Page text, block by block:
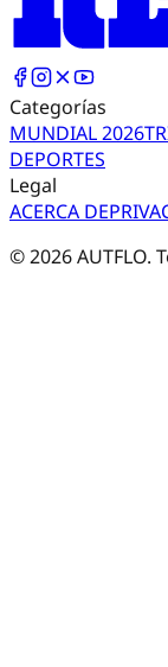
Categorías
MUNDIAL 2026
DEPORTES
Legal
ACERCA DE
©2026AUTFLO.